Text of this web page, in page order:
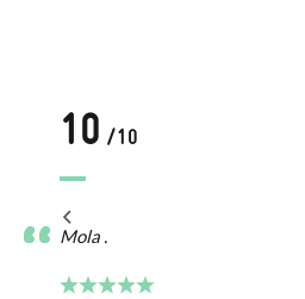
10 /10
Mola .